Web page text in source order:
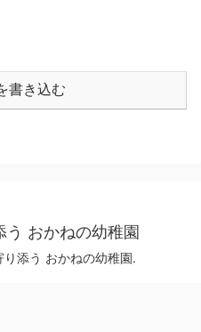
書き込む
う おかねの幼稚園
添う おかねの幼稚園.